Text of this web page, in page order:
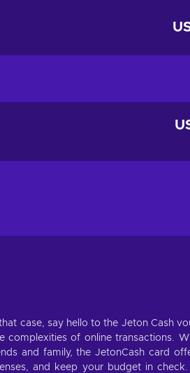
case, say hello to the Jeton Cash
of online transactions.
and family, the JetonCash card
and keep your budget in